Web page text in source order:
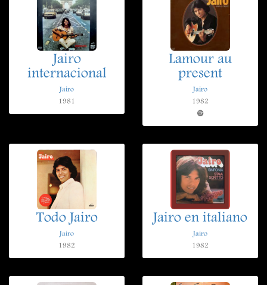
Jairo
internacional
Jairo
1981
Lamour au
present
Jairo
1982
Todo Jairo
Jairo
1982
Jairo en italiano
Jairo
1982